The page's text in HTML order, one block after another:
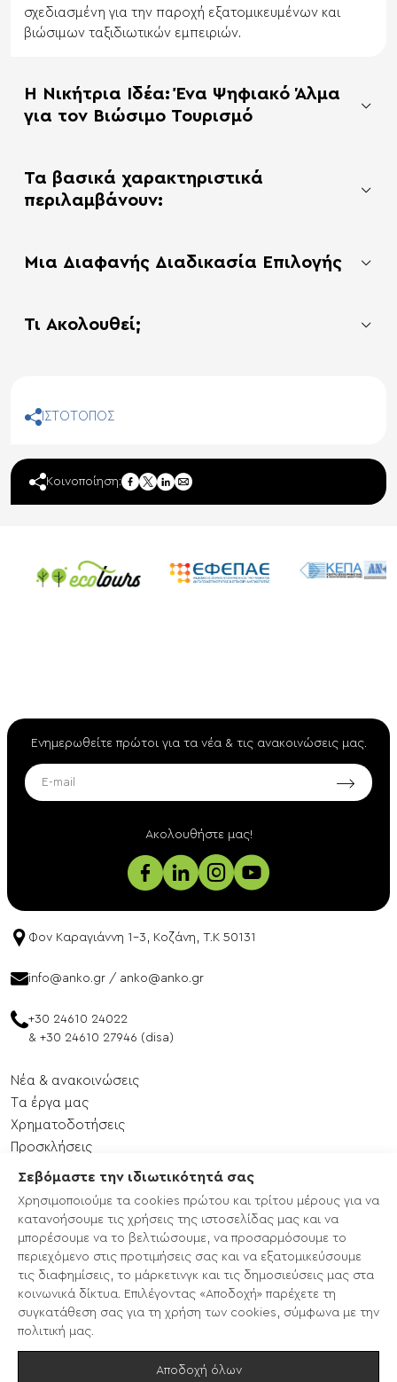
Σεβόμαστε την ιδιωτικότητά σας
Χρησιμοποιούμε τα cookies πρώτου και τρίτου μέρους για να
κατανοήσουμε τις χρήσεις της ιστοσελίδας μας και να
μπορέσουμε να το βελτιώσουμε, να προσαρμόσουμε το
περιεχόμενο στις προτιμήσεις σας και να εξατομικεύσουμε
τις διαφημίσεις, το μάρκετινγκ και τις δημοσιεύσεις μας στα
κοινωνικά δίκτυα. Επιλέγοντας «Αποδοχή» παρέχετε τη
συγκατάθεση σας για τη χρήση των cookies, σύμφωνα με την
πολιτική μας.
Αποδοχή όλων
σχεδιασμένη για την παροχή εξατομικευμένων και
βιώσιμων ταξιδιωτικών εμπειριών.
Η Νικήτρια Ιδέα: Ένα Ψηφιακό Άλμα
για τον Βιώσιμο Τουρισμό
Τα βασικά χαρακτηριστικά
περιλαμβάνουν:
Μια Διαφανής Διαδικασία Επιλογής
Τι Ακολουθεί;
ΙΣΤΟΤΟΠΟΣ
Κοινοποίηση: facebook
twitter
linkedin
mail
Ενημερωθείτε πρώτοι για τα νέα & τις ανακοινώσεις μας.
EMAIL
Aκολουθήστε μας!
Φον Καραγιάννη 1-3, Κοζάνη, T.K 50131
info@anko.gr / anko@anko.gr
+30 24610 24022
& +30 24610 27946 (disa)
Νέα & ανακοινώσεις
Tα έργα μας
Xρηματοδοτήσεις
Προσκλήσεις
Εκδηλώσεις
Χάρτης ιστότοπου
CLLD/LEADER 2014-2020
LEADER ΣΣ ΚΑΠ 2023-2027
Enterprise Europe Network